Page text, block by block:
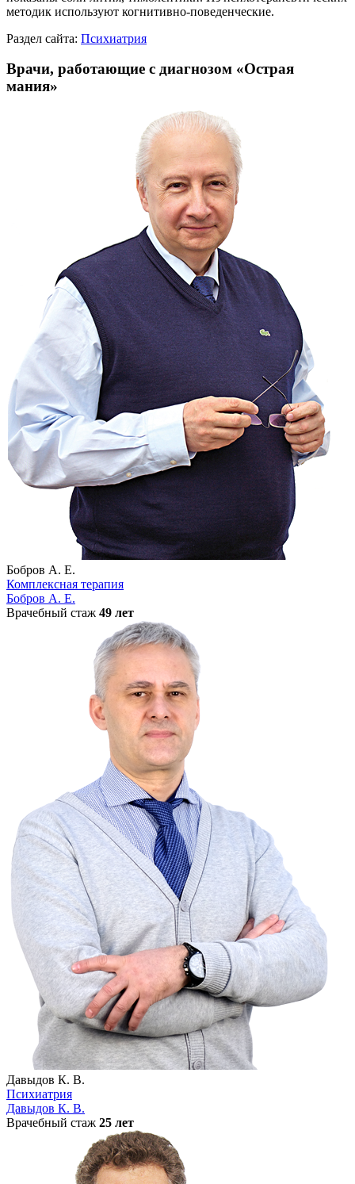
методик используют когнитивно-поведенческие.
Раздел сайта: Психиатрия
Врачи, работающие с диагнозом «Острая
мания»
Бобров А. Е.
Комплексная терапия
Бобров А. Е.
Врачебный стаж 49 лет
Давыдов К. В.
Психиатрия
Давыдов К. В.
Врачебный стаж 25 лет